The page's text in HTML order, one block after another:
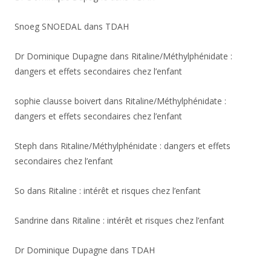
Snoeg SNOEDAL dans TDAH
Dr Dominique Dupagne dans Ritaline/Méthylphénidate :
dangers et effets secondaires chez l’enfant
sophie clausse boivert dans Ritaline/Méthylphénidate :
dangers et effets secondaires chez l’enfant
Steph dans Ritaline/Méthylphénidate : dangers et effets
secondaires chez l’enfant
So dans Ritaline : intérêt et risques chez l’enfant
Sandrine dans Ritaline : intérêt et risques chez l’enfant
Dr Dominique Dupagne dans TDAH